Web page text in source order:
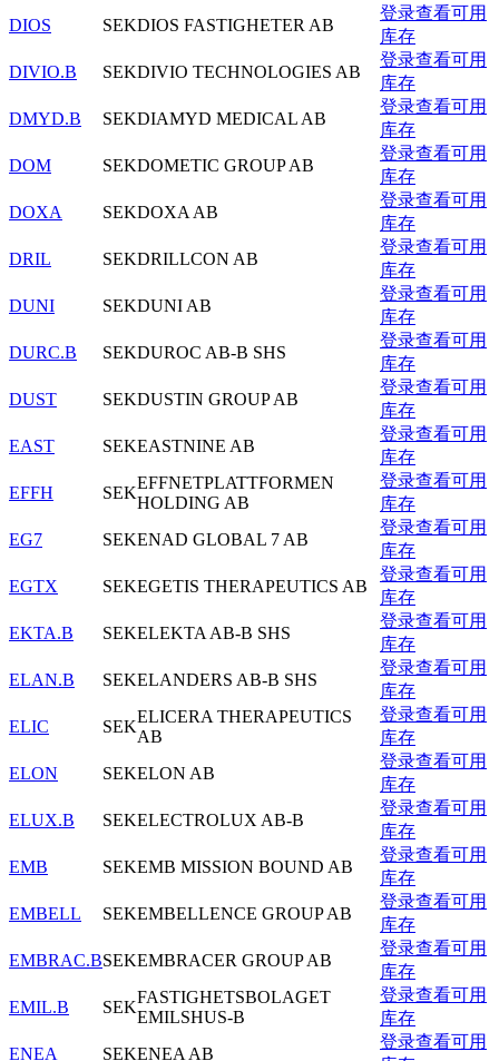
DIOS
SEKDIOS FASTIGHETER AB
登录查看可用
库存
DIVIO.B
SEKDIVIO TECHNOLOGIES AB
登录查看可用
库存
DMYD.B
SEKDIAMYD MEDICAL AB
登录查看可用
库存
DOM
SEKDOMETIC GROUP AB
登录查看可用
库存
DOXA
SEKDOXA AB
登录查看可用
库存
DRIL
SEKDRILLCON AB
登录查看可用
库存
DUNI
SEKDUNI AB
登录查看可用
库存
DURC.B
SEKDUROC AB-B SHS
登录查看可用
库存
DUST
SEKDUSTIN GROUP AB
登录查看可用
库存
EAST
SEKEASTNINE AB
登录查看可用
库存
EFFH
SEK
EFFNETPLATTFORMEN
HOLDING AB
登录查看可用
库存
EG7
SEKENAD GLOBAL 7 AB
登录查看可用
库存
EGTX
SEKEGETIS THERAPEUTICS AB
登录查看可用
库存
EKTA.B
SEKELEKTA AB-B SHS
登录查看可用
库存
ELAN.B
SEKELANDERS AB-B SHS
登录查看可用
库存
ELIC
SEK
ELICERA THERAPEUTICS
AB
登录查看可用
库存
ELON
SEKELON AB
登录查看可用
库存
ELUX.B
SEKELECTROLUX AB-B
登录查看可用
库存
EMB
SEKEMB MISSION BOUND AB
登录查看可用
库存
EMBELL
SEKEMBELLENCE GROUP AB
登录查看可用
库存
EMBRAC.BSEKEMBRACER GROUP AB
登录查看可用
库存
EMIL.B
SEK
FASTIGHETSBOLAGET
EMILSHUS-B
登录查看可用
库存
ENEA
SEKENEA AB
登录查看可用